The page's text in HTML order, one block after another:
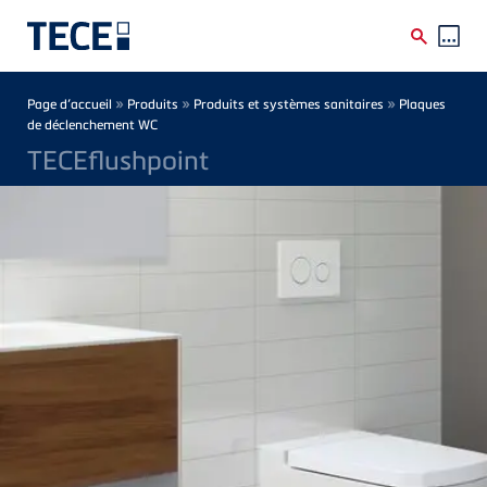
Breadcrumb
Page d’accueil » Produits » Produits et systèmes sanitaires » Plaques
de déclenchement WC
TECEflushpoint